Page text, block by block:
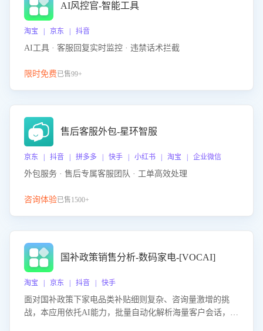
AI风控官-智能工具
淘宝 | 京东 | 抖音
AI工具 · 客服回复实时监控 · 违禁话术拦截
限时免费已售99+
售后客服外包-星环智服
京东 | 抖音 | 拼多多 | 快手 | 小红书 | 淘宝 | 企业微信
外包服务 · 售后专属客服团队 · 工单高效处理
咨询体验已售1500+
国补政策销售分析-数码家电-[VOCAI]
淘宝 | 京东 | 抖音 | 快手
面对国补政策下家电品类补贴细则复杂、咨询量激增的挑
战，本应用依托AI能力，批量自动化解析海量客户会话，精